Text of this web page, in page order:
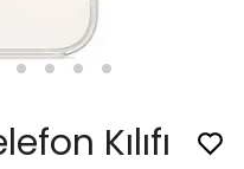
Kılıfı